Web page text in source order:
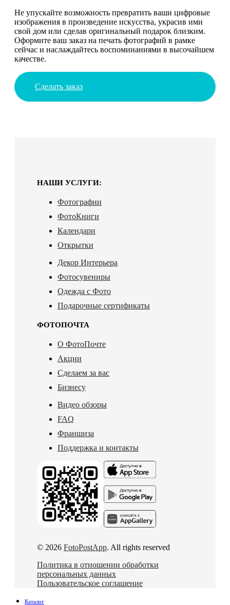
Не упускайте возможность превратить ваши цифровые
изображения в произведение искусства, украсив ими
свой дом или сделав оригинальный подарок близким.
Оформите ваш заказ на печать фотографий в рамке
сейчас и наслаждайтесь воспоминаниями в высочайшем
качестве.
Сделать заказ
НАШИ УСЛУГИ:
Фотографии
ФотоКниги
Календари
Открытки
Декор Интерьера
Фотосувениры
Одежда с Фото
Подарочные сертификаты
ФОТОПОЧТА
О ФотоПочте
Акции
Сделаем за вас
Бизнесу
Видео обзоры
FAQ
Франшиза
Поддержка и контакты
© 2026 FotoPostApp. All rights reserved
Политика в отношении обработки
персональных данных
Пользовательское соглашение
Каталог